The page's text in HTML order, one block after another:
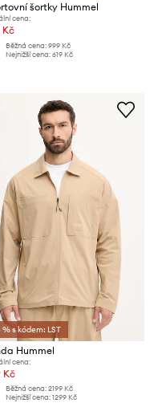
šortky Hummel
cena:
Kč
Běžná cena:999 Kč
Nejnižší cena:619 Kč
% s kódem: LST
Hummel
cena:
Kč
Běžná cena:2199 Kč
Nejnižší cena:1299 Kč